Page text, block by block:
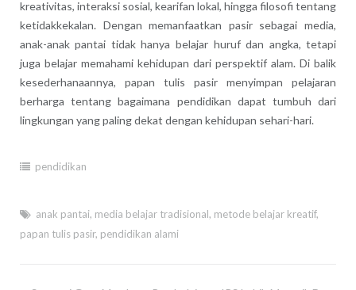
kreativitas, interaksi sosial, kearifan lokal, hingga filosofi tentang
ketidakkekalan. Dengan memanfaatkan pasir sebagai media,
anak-anak pantai tidak hanya belajar huruf dan angka, tetapi
juga belajar memahami kehidupan dari perspektif alam. Di balik
kesederhanaannya, papan tulis pasir menyimpan pelajaran
berharga tentang bagaimana pendidikan dapat tumbuh dari
lingkungan yang paling dekat dengan kehidupan sehari-hari.
pendidikan
anak pantai, media belajar tradisional, metode belajar kreatif,
papan tulis pasir, pendidikan alami